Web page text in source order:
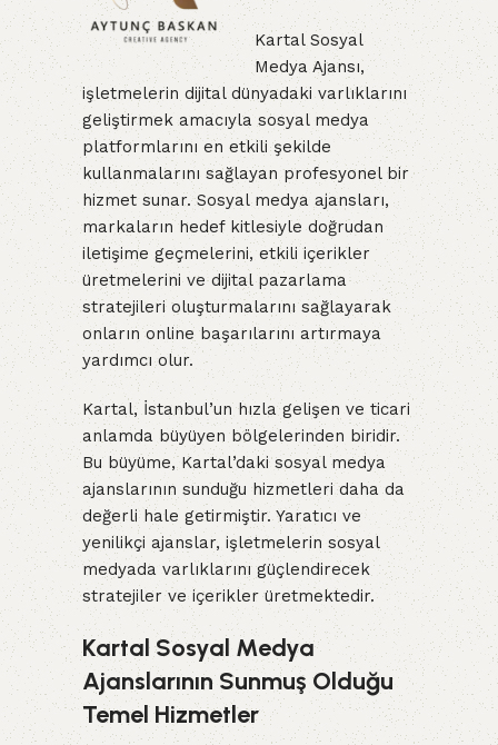
Kartal Sosyal
Medya Ajansı,
işletmelerin dijital dünyadaki varlıklarını
geliştirmek amacıyla sosyal medya
platformlarını en etkili şekilde
kullanmalarını sağlayan profesyonel bir
hizmet sunar. Sosyal medya ajansları,
markaların hedef kitlesiyle doğrudan
iletişime geçmelerini, etkili içerikler
üretmelerini ve dijital pazarlama
stratejileri oluşturmalarını sağlayarak
onların online başarılarını artırmaya
yardımcı olur.
Kartal, İstanbul’un hızla gelişen ve ticari
anlamda büyüyen bölgelerinden biridir.
Bu büyüme, Kartal’daki sosyal medya
ajanslarının sunduğu hizmetleri daha da
değerli hale getirmiştir. Yaratıcı ve
yenilikçi ajanslar, işletmelerin sosyal
medyada varlıklarını güçlendirecek
stratejiler ve içerikler üretmektedir.
Kartal Sosyal Medya
Ajanslarının Sunmuş Olduğu
Temel Hizmetler